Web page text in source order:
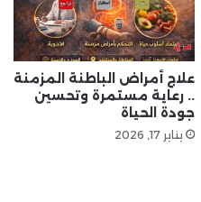
علاج أمراض الباطنة المزمنة
.. رعاية مستمرة وتحسين
جودة الحياة
يناير 17, 2026